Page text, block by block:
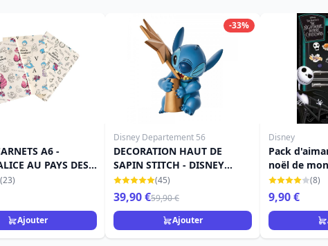
A6 -
AU PAYS DES
(23)
Ajouter
-33%
Disney Departement 56
DECORATION HAUT DE
SAPIN STITCH - DISNEY
DEPT.56 (45)
39,90 €59,90 €
Ajouter
Disney
Pack
noël de
Disney
(8)
9,90 €